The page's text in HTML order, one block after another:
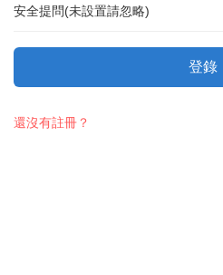
安全提問(未設置請忽略)
登錄
還沒有註冊？